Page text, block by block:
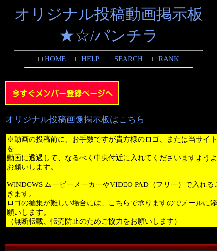
オリジナル投稿動画掲示板
★☆/パンチラ
□HOME□HELP□SEARCH□RANK
オリジナル投稿画像掲示板はこちら
※動画の投稿前に、お手数ですが貴方様のロゴ、または当サイ
を
動画に透過して、なるべく中央付近に入れてくださいますよう
お願いします。
WINDOWS ムービーメーカーやVIDEO PAD（フリー）で入れる
きます。
ロゴの編集が難しい場合には、こちらで承りますのでメールに
願いします。
（無断転載、転売防止のためご協力をお願いします）